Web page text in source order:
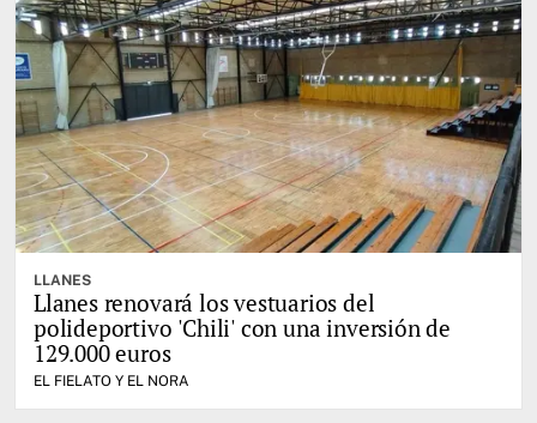
LLANES
Llanes renovará los vestuarios del
polideportivo 'Chili' con una inversión de
129.000 euros
EL FIELATO Y EL NORA